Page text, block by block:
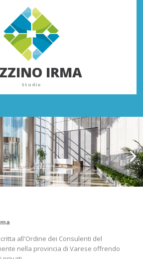
IRMA
Studio
all'Ordine dei Consulenti del
nella provincia di Varese offrendo